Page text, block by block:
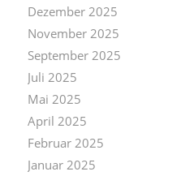
Dezember 2025
November 2025
September 2025
Juli 2025
Mai 2025
April 2025
Februar 2025
Januar 2025